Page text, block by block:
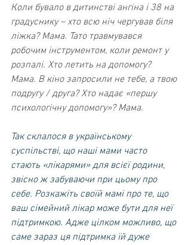
Коли бувало в дитинстві ангіна і 38 на
градуснику – хто всю ніч чергував біля
ліжка? Мама. Тато травмувався
робочим інструментом, коли ремонт у
розпалі. Хто летить на допомогу?
Мама. В кіно запросили не тебе, а твою
подругу / друга? Хто надає «першу
психологічну допомогу»? Мама.
Так склалося в українському
суспільстві, що наші мами часто
стають «лікарями» для всієї родини,
звісно ж забуваючи при цьому про
себе. Розкажіть своїй мамі про те, що
ваш сімейний лікар може бути для неї
підтримкою. Адже цілком можливо, що
саме зараз ця підтримка їй дуже